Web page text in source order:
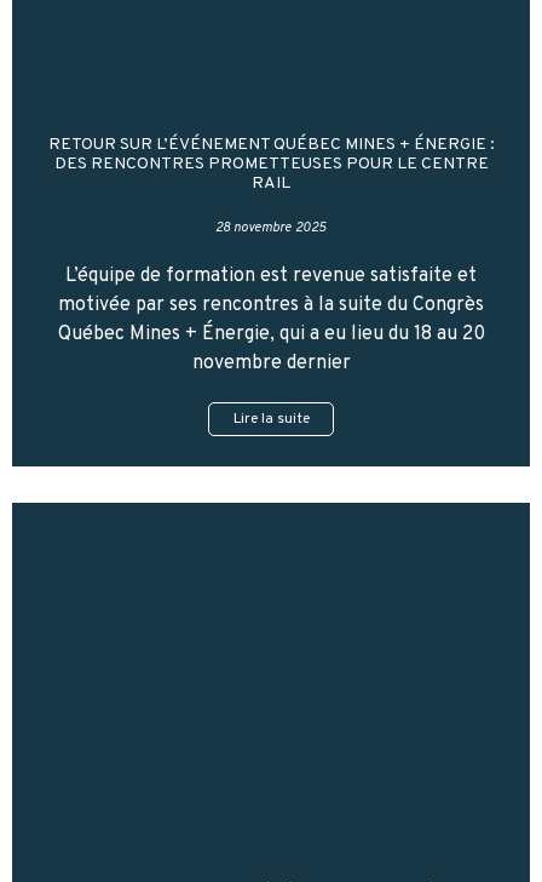
RETOUR SUR L’ÉVÉNEMENT QUÉBEC MINES + ÉNERGIE :
DES RENCONTRES PROMETTEUSES POUR LE CENTRE
RAIL
28 novembre 2025
L’équipe de formation est revenue satisfaite et
motivée par ses rencontres à la suite du Congrès
Québec Mines + Énergie, qui a eu lieu du 18 au 20
novembre dernier
Lire la suite